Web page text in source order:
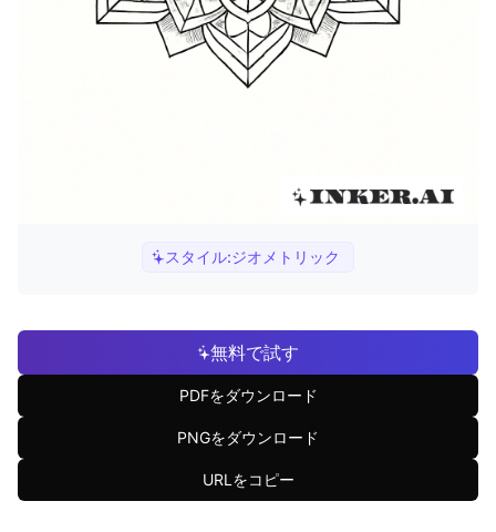
スタイル:ジオメトリック
無料で試す
PDFをダウンロード
PNGをダウンロード
URLをコピー